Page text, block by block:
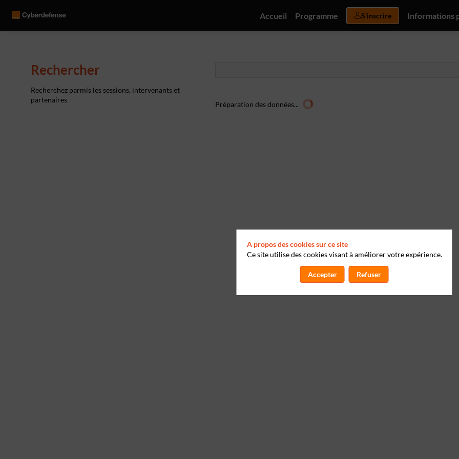
Accueil Programme S'inscrire Informations
Rechercher
Recherchez parmis les sessions, intervenants et
partenaires
Préparation des données...
A propos des cookies sur ce site
Ce site utilise des cookies visant à améliorer votre expérience.
Accepter Refuser